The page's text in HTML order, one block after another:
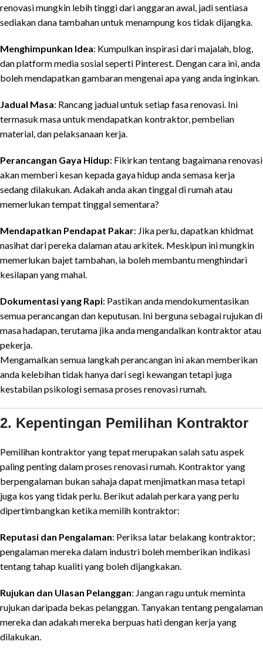
renovasi mungkin lebih tinggi dari anggaran awal, jadi sentiasa
sediakan dana tambahan untuk menampung kos tidak dijangka.
Menghimpunkan Idea: Kumpulkan inspirasi dari majalah, blog,
dan platform media sosial seperti Pinterest. Dengan cara ini, anda
boleh mendapatkan gambaran mengenai apa yang anda inginkan.
Jadual Masa: Rancang jadual untuk setiap fasa renovasi. Ini
termasuk masa untuk mendapatkan kontraktor, pembelian
material, dan pelaksanaan kerja.
Perancangan Gaya Hidup: Fikirkan tentang bagaimana renovasi
akan memberi kesan kepada gaya hidup anda semasa kerja
sedang dilakukan. Adakah anda akan tinggal di rumah atau
memerlukan tempat tinggal sementara?
Mendapatkan Pendapat Pakar: Jika perlu, dapatkan khidmat
nasihat dari pereka dalaman atau arkitek. Meskipun ini mungkin
memerlukan bajet tambahan, ia boleh membantu menghindari
kesilapan yang mahal.
Dokumentasi yang Rapi: Pastikan anda mendokumentasikan
semua perancangan dan keputusan. Ini berguna sebagai rujukan di
masa hadapan, terutama jika anda mengandalkan kontraktor atau
pekerja.
Mengamalkan semua langkah perancangan ini akan memberikan
anda kelebihan tidak hanya dari segi kewangan tetapi juga
kestabilan psikologi semasa proses renovasi rumah.
2. Kepentingan Pemilihan Kontraktor
Pemilihan kontraktor yang tepat merupakan salah satu aspek
paling penting dalam proses renovasi rumah. Kontraktor yang
berpengalaman bukan sahaja dapat menjimatkan masa tetapi
juga kos yang tidak perlu. Berikut adalah perkara yang perlu
dipertimbangkan ketika memilih kontraktor:
Reputasi dan Pengalaman: Periksa latar belakang kontraktor;
pengalaman mereka dalam industri boleh memberikan indikasi
tentang tahap kualiti yang boleh dijangkakan.
Rujukan dan Ulasan Pelanggan: Jangan ragu untuk meminta
rujukan daripada bekas pelanggan. Tanyakan tentang pengalaman
mereka dan adakah mereka berpuas hati dengan kerja yang
dilakukan.